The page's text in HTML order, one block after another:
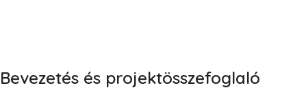
Bevezetés és projektösszefoglaló